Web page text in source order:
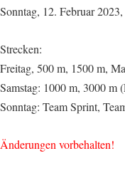
Sonntag, 12. Februar
Strecken:
Freitag, 500 m, 1500 m,
Samstag: 1000 m, 3000 m
Sonntag: Team Sprint,
Änderungen vorbehalten!